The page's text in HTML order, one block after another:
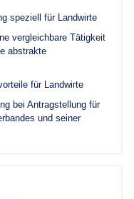
speziell für Landwirte
vergleichbare Tätigkeit
abstrakte
für Landwirte
bei Antragstellung für
und seiner